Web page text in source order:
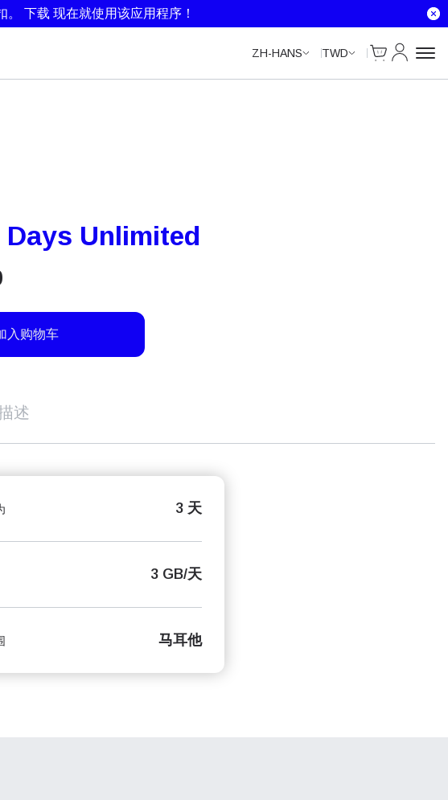
。 下载 现在就使用该应用程序！
ZH-HANS TWD
Cart
我的账户
Days Unlimited
入购物车
述
3 天
3 GB/天
马耳他